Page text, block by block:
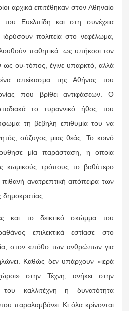
αρχικά επιτέθηκαν στον Αθηναίο
του Ευελπίδη και στη συνέχεια
πολιτεία στο νεφέλωμα,
παθητικά ως υπήκοοι τον
ως ου-τόπος, έγινε υπαρκτό, αλλά
απείκασμα της Αθήνας του
που βρίθει αντιφάσεων. Ο
το τυραννικό ήθος του
τη βέβηλη επιθυμία του να
σύζυγος μιας θεάς. Το κοινό
μία παράσταση, η οποία
κωμικούς τρόπους το βαθύτερο
ανατρεπτική απόπειρα των
και το δεικτικό σκώμμα του
επιλεκτικά εστίασε στο
στον «πόθο των ανθρώπων για
Καθώς δεν υπάρχουν «ιερά
στην Τέχνη, ανήκει στην
του καλλιτέχνη η δυνατότητα
παραλαμβάνει. Κι όλα κρίνονται